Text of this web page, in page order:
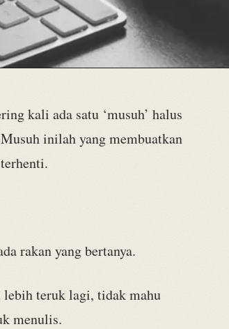
kali ada satu ‘musuh’ halus
inilah yang membuatkan
rakan yang bertanya.
lebih teruk lagi, tidak mahu
menulis.